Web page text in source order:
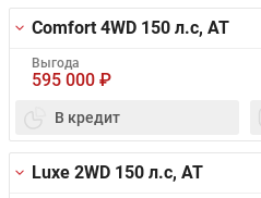
Comfort 4WD 150 л.с, AT
Выгода
595 000 ₽
В кредит
Luxe 2WD 150 л.с, AT